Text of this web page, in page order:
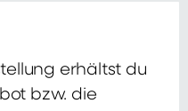
erhältst du
bzw. die